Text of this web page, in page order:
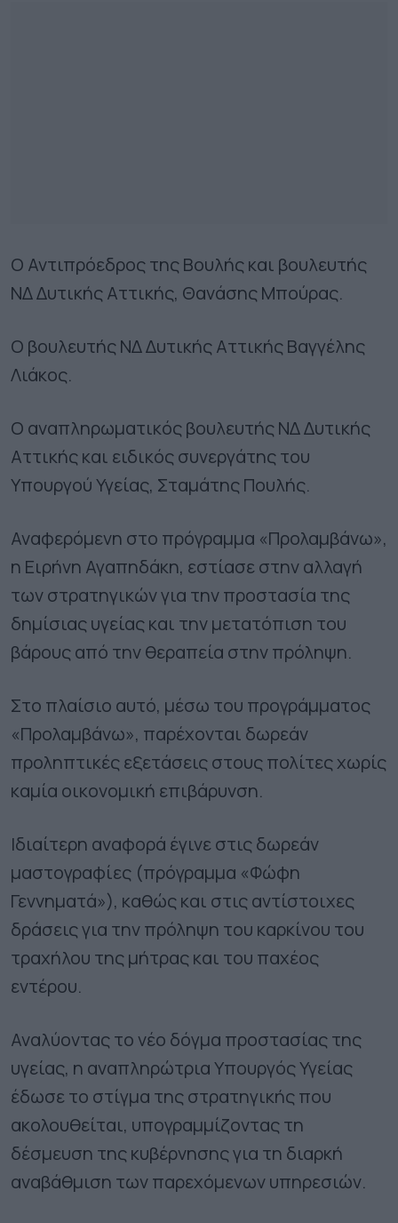
Ο Αντιπρόεδρος της Βουλής και βουλευτής
ΝΔ Δυτικής Αττικής, Θανάσης Μπούρας.
Ο βουλευτής ΝΔ Δυτικής Αττικής Βαγγέλης
Λιάκος.
Ο αναπληρωματικός βουλευτής ΝΔ Δυτικής
Αττικής και ειδικός συνεργάτης του
Υπουργού Υγείας, Σταμάτης Πουλής.
Αναφερόμενη στο πρόγραμμα «Προλαμβάνω»,
η Ειρήνη Αγαπηδάκη, εστίασε στην αλλαγή
των στρατηγικών για την προστασία της
δημίσιας υγείας και την μετατόπιση του
βάρους από την θεραπεία στην πρόληψη.
Στο πλαίσιο αυτό, μέσω του προγράμματος
«Προλαμβάνω», παρέχονται δωρεάν
προληπτικές εξετάσεις στους πολίτες χωρίς
καμία οικονομική επιβάρυνση.
Ιδιαίτερη αναφορά έγινε στις δωρεάν
μαστογραφίες (πρόγραμμα «Φώφη
Γεννηματά»), καθώς και στις αντίστοιχες
δράσεις για την πρόληψη του καρκίνου του
τραχήλου της μήτρας και του παχέος
εντέρου.
Αναλύοντας το νέο δόγμα προστασίας της
υγείας, η αναπληρώτρια Υπουργός Υγείας
έδωσε το στίγμα της στρατηγικής που
ακολουθείται, υπογραμμίζοντας τη
δέσμευση της κυβέρνησης για τη διαρκή
αναβάθμιση των παρεχόμενων υπηρεσιών.